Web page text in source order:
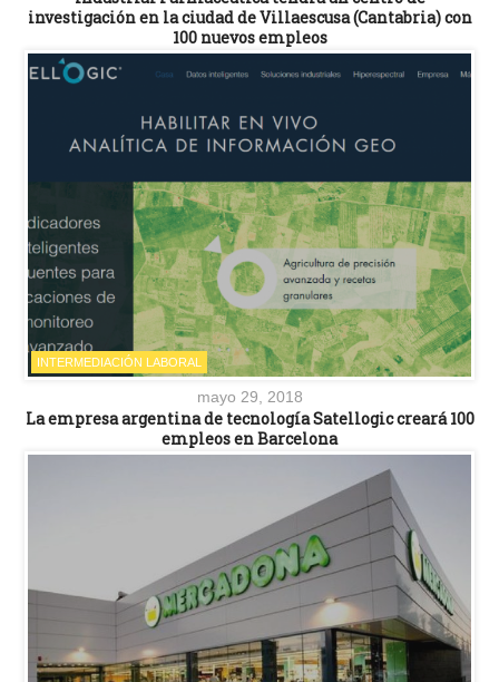
investigación en la ciudad de Villaescusa (Cantabria) con
100 nuevos empleos
INTERMEDIACIÓN LABORAL
mayo 29, 2018
La empresa argentina de tecnología Satellogic creará 100
empleos en Barcelona